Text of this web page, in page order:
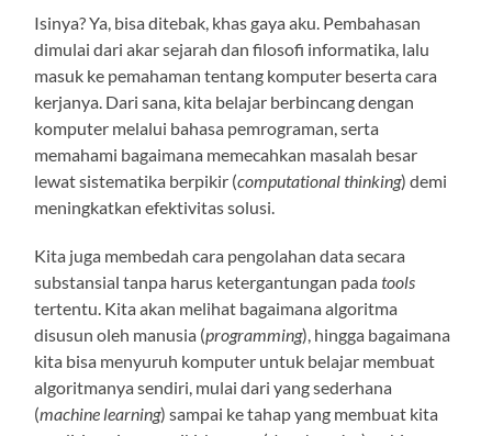
Isinya? Ya, bisa ditebak, khas gaya aku. Pembahasan
dimulai dari akar sejarah dan filosofi informatika, lalu
masuk ke pemahaman tentang komputer beserta cara
kerjanya. Dari sana, kita belajar berbincang dengan
komputer melalui bahasa pemrograman, serta
memahami bagaimana memecahkan masalah besar
lewat sistematika berpikir (computational thinking) demi
meningkatkan efektivitas solusi.
Kita juga membedah cara pengolahan data secara
substansial tanpa harus ketergantungan padatools
tertentu. Kita akan melihat bagaimana algoritma
disusun oleh manusia (programming), hingga bagaimana
kita bisa menyuruh komputer untuk belajar membuat
algoritmanya sendiri, mulai dari yang sederhana
(machine learning) sampai ke tahap yang membuat kita